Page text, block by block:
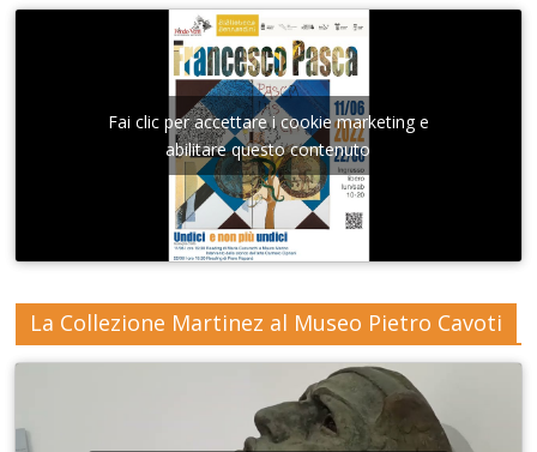
Fai clic per accettare i cookie marketing e
abilitare questo contenuto
La Collezione Martinez al Museo Pietro Cavoti